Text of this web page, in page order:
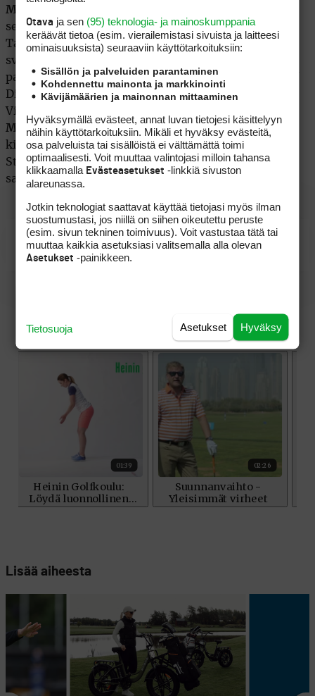
Milkha Singhin
selkeämmin majoreissa tulevina vuosina.
Talvikaudella pyrin muuttamaan jonkinverran
svingiäni, sekä tekemään fysiikkatreeniä isommilla
painoilla kuin kauden aikana, Harrington kertoi Golf
Digestille antamassaan haastattelussa lokakuussa.
Viimevuotisessa Abu Dhabin kisassa hän oli 11:s,
Martin Kaymersaavutti uransa ensimmäisen ET
kisan voiton selkeällä neljän lyönnin erolla Henrik
Stensoniin ja Lee Westwoodiin. Mikko Ilonen hävisi
saksalaiselle 13 lyöntiä ja oli 39:s.
Padraig Harringtonin kotisivut
Lisää aiheesta
Otava ja sen (95) teknologia- ja mainoskumppania
keräävät tietoa (esim. vierailemis­tasi sivuista ja laitteesi
ominaisuuk­sista) seuraaviin käyttötarkoituksiin:
Sisällön ja palveluiden parantaminen
Kohdennettu mainonta ja markkinointi
Kävijämäärien ja mainonnan mittaaminen
Hyväksymällä evästeet, annat luvan tietojesi käsittelyyn
näihin käyttötarkoituksiin. Mikäli et hyväksy evästeitä,
osa palveluista tai sisällöistä ei välttämättä toimi
optimaalisesti. Voit muuttaa valintojasi milloin tahansa
klikkaamalla Evästeasetukset -linkkiä sivuston
alareunassa.
Jotkin teknologiat saattavat käyttää tietojasi myös ilman
suostumustasi, jos niillä on siihen oikeutettu peruste
(esim. sivun tekninen toimivuus). Voit vastustaa tätä tai
muuttaa kaikkia asetuksiasi valitsemalla alla olevan
Asetukset -painikkeen.
Hyväksy
Asetukset
Tietosuoja